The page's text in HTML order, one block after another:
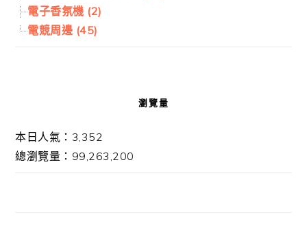
電子香氛機 (2)
電競周邊 (45)
瀏覽量
本日人氣：3,352
總瀏覽量：99,263,200